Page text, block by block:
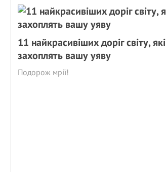
11 найкрасивіших доріг світу, які
захоплять вашу уяву
Подорож мрії!